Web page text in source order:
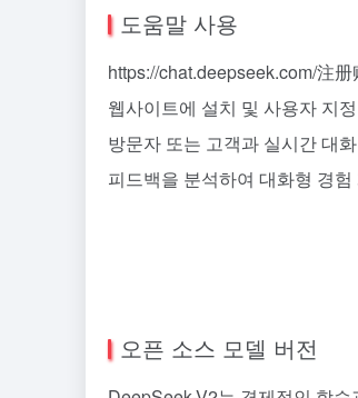
도움말 사용
https://chat.deepseek.com/注
웹사이트에 설치 및 사용자 지
방문자 또는 고객과 실시간 대
피드백을 분석하여 대화형 경험
오픈 소스 모델 버전